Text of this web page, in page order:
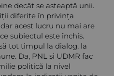
decât se așteaptă unii.
diferite în privința
acest lucru nu mai are
subiectul este închis.
tot timpul la dialog, la
Da, PNL și UDMR fac
politică la nivel